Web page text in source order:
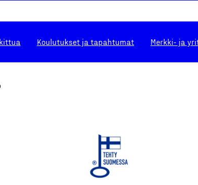
Koulutukset ja tapahtumat Merkki- ja